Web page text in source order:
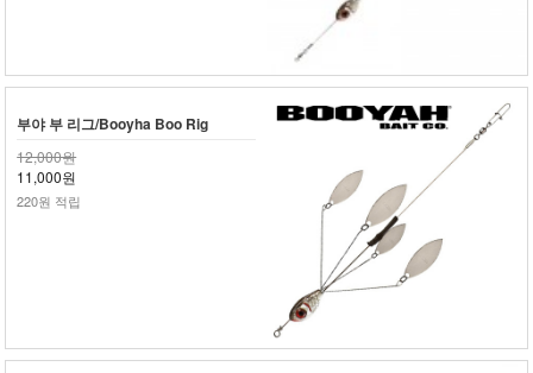
부야 부 리그/Booyha Boo Rig
12,000원
11,000원
220원 적립